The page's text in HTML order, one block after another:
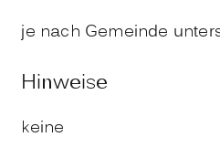
je nach Gemeinde
Hinweise
keine